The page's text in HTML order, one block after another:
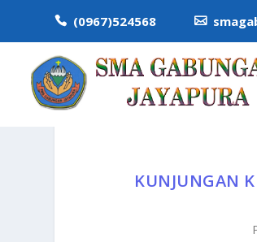
 (0967)524568 
KUNJUNGAN